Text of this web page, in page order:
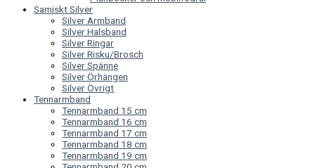
Samiskt Silver
Silver Armband
Silver Halsband
Silver Ringar
Silver Risku/Brosch
Silver Spänne
Silver Örhängen
Silver Övrigt
Tennarmband
Tennarmband 15 cm
Tennarmband 16 cm
Tennarmband 17 cm
Tennarmband 18 cm
Tennarmband 19 cm